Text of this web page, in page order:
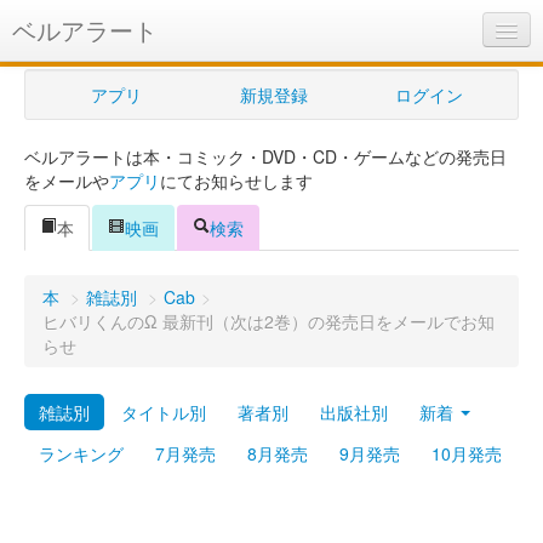
ベルアラート
ベルアラートとは
ヘルプ
新規登録
ログイン
購入管理
プレミアム
アプリ 新規登録 ログイン
ベルアラートは本・コミック・DVD・CD・ゲームなどの発売日
をメールやアプリ にてお知らせします
本
映画 検索
本 > 雑誌別 > Cab >
ヒバリくんのΩ 最新刊（次は2巻）の発売日をメールでお知
らせ
雑誌別 タイトル別 著者別 出版社別
新着
ランキング
7月発売 8月発売 9月発売 10月発売